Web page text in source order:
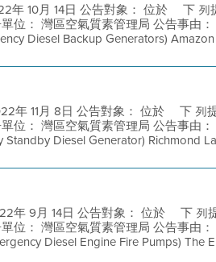
年 10月 14日 公告對象： 位於 離下
位： 灣區空氣質素管理局 公告事由
Diesel Backup Generators) Amazon
年 11月 8日 公告對象： 位於 離下
位： 灣區空氣質素管理局 公告事由
Diesel Generator) Richmond
年 9月 14日 公告對象： 位於 離下
位： 灣區空氣質素管理局 公告事由
Diesel Engine Fire Pumps) The